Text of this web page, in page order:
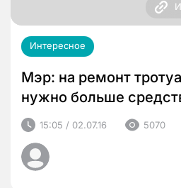
Интересное
Мэр: на ремонт
нужно больше
15:05 / 02.07.16 5070